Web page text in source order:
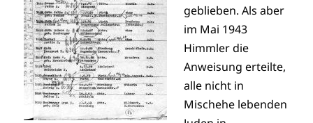
geblieben. Als aber
im Mai 1943
Himmler die
Anweisung erteilte,
alle nicht in
Mischehe lebenden